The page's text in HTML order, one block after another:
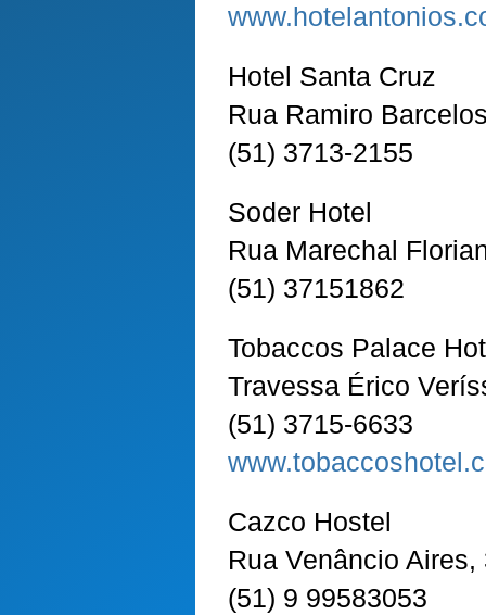
Hotel Santa Cruz
Rua Ramiro
(51) 3713-2155
Soder Hotel
Rua Marechal
(51) 37151862
Tobaccos Palace
Travessa Érico
(51) 3715-6633
Cazco Hostel
Rua Venâncio
(51) 9 99583053